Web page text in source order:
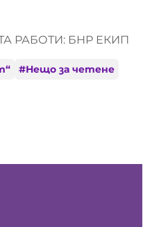
РАБОТИ: БНР ЕКИП
#Нещо за четене